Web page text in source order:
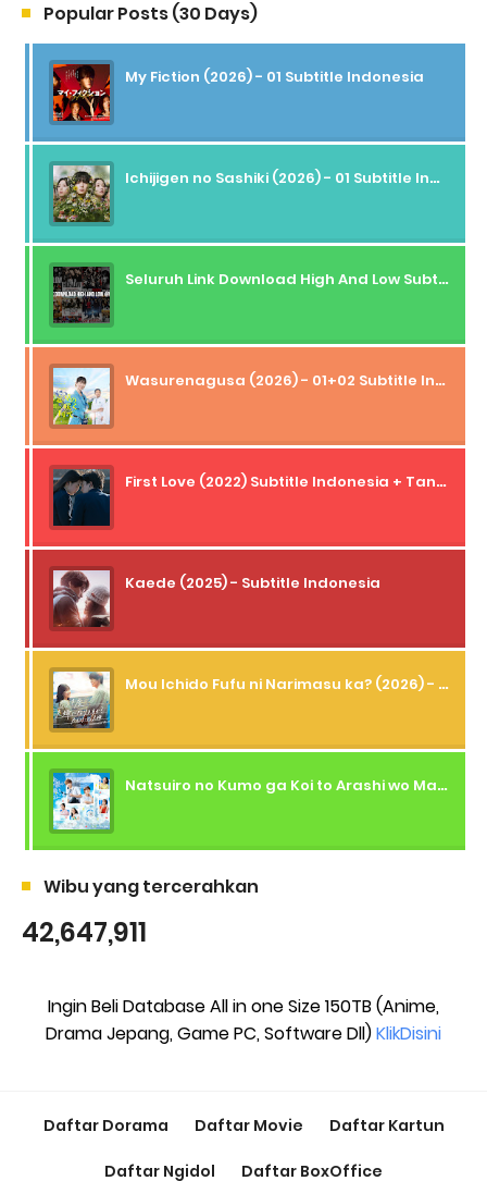
Popular Posts (30 Days)
My Fiction (2026) - 01 Subtitle Indonesia
Ichijigen no Sashiki (2026) - 01 Subtitle Indonesia
Seluruh Link Download High And Low Subtitle Indonesia
Wasurenagusa (2026) - 01+02 Subtitle Indonesia
First Love (2022) Subtitle Indonesia + Tanpa Iklan + Streaming + 1080p
Kaede (2025) - Subtitle Indonesia
Mou Ichido Fufu ni Narimasu ka? (2026) - 01 Subtitle Indonesia
Natsuiro no Kumo ga Koi to Arashi wo Makiokosu (2026) - 01 Subtitle Indonesia
Wibu yang tercerahkan
42,647,911
Ingin Beli Database All in one Size 150TB (Anime,
Drama Jepang, Game PC, Software Dll)KlikDisini
Daftar Dorama Daftar Movie Daftar Kartun
Daftar Ngidol Daftar BoxOffice